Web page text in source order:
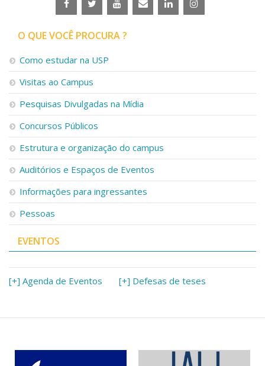
O QUE VOCÊ PROCURA ?
Como estudar na USP
Visitas ao Campus
Pesquisas Divulgadas na Mídia
Concursos Públicos
Estrutura e organização do campus
Auditórios e Espaços de Eventos
Informações para ingressantes
Pessoas
EVENTOS
[+] Agenda de Eventos [+] Defesas de teses